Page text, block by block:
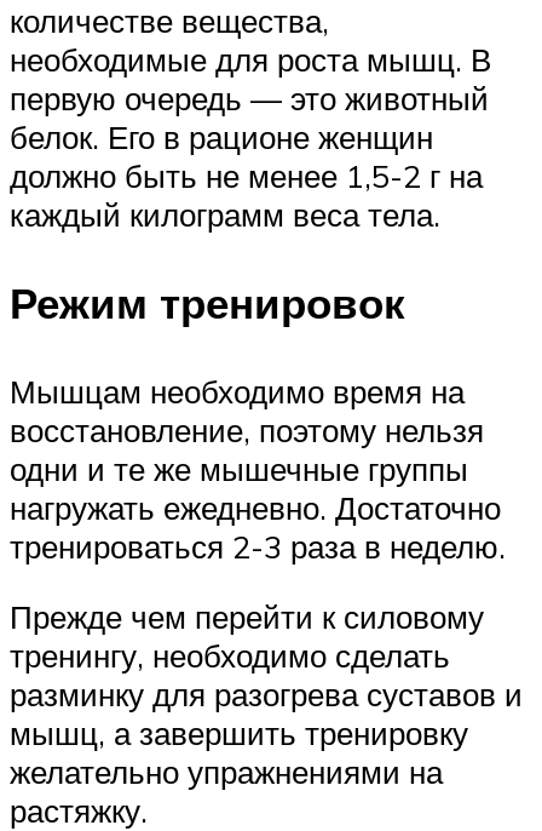
количестве вещества,
необходимые для роста мышц. В
первую очередь — это животный
белок. Его в рационе женщин
должно быть не менее 1,5-2 г на
каждый килограмм веса тела.
Режим тренировок
Мышцам необходимо время на
восстановление, поэтому нельзя
одни и те же мышечные группы
нагружать ежедневно. Достаточно
тренироваться 2-3 раза в неделю.
Прежде чем перейти к силовому
тренингу, необходимо сделать
разминку для разогрева суставов и
мышц, а завершить тренировку
желательно упражнениями на
растяжку.